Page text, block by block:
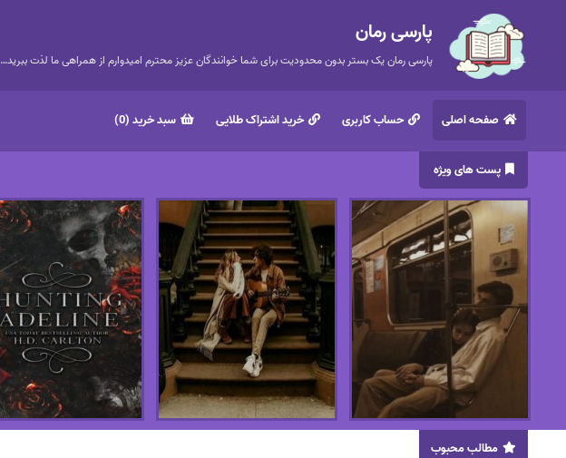
پارسی رمان
پارسی رمان یک بستر بدون محدودیت برای شما خوانندگان عزیز محترم امیدوارم از همراهی ما لذت ببرید…
صفحه اصلی حساب کاربری خرید اشتراک طلایی سبد خرید (0)
پست های ویژه
مطالب محبوب